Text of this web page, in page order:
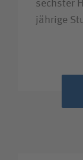
sechster
jährige